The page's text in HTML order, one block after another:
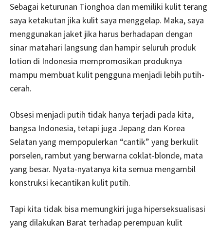
Sebagai keturunan Tionghoa dan memiliki kulit terang
saya ketakutan jika kulit saya menggelap. Maka, saya
menggunakan jaket jika harus berhadapan dengan
sinar matahari langsung dan hampir seluruh produk
lotion di Indonesia mempromosikan produknya
mampu membuat kulit pengguna menjadi lebih putih-
cerah.
Obsesi menjadi putih tidak hanya terjadi pada kita,
bangsa Indonesia, tetapi juga Jepang dan Korea
Selatan yang mempopulerkan “cantik” yang berkulit
porselen, rambut yang berwarna coklat-blonde, mata
yang besar. Nyata-nyatanya kita semua mengambil
konstruksi kecantikan kulit putih.
Tapi kita tidak bisa memungkiri juga hiperseksualisasi
yang dilakukan Barat terhadap perempuan kulit